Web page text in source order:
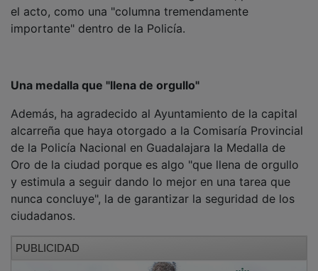
importante" dentro de la Policía.
Además, ha agradecido al Ayuntamiento de la capital
alcarreña que haya otorgado a la Comisaría Provincial
de la Policía Nacional en Guadalajara la Medalla de
Oro de la ciudad porque es algo "que llena de orgullo
y estimula a seguir dando lo mejor en una tarea que
nunca concluye", la de garantizar la seguridad de los
ciudadanos.